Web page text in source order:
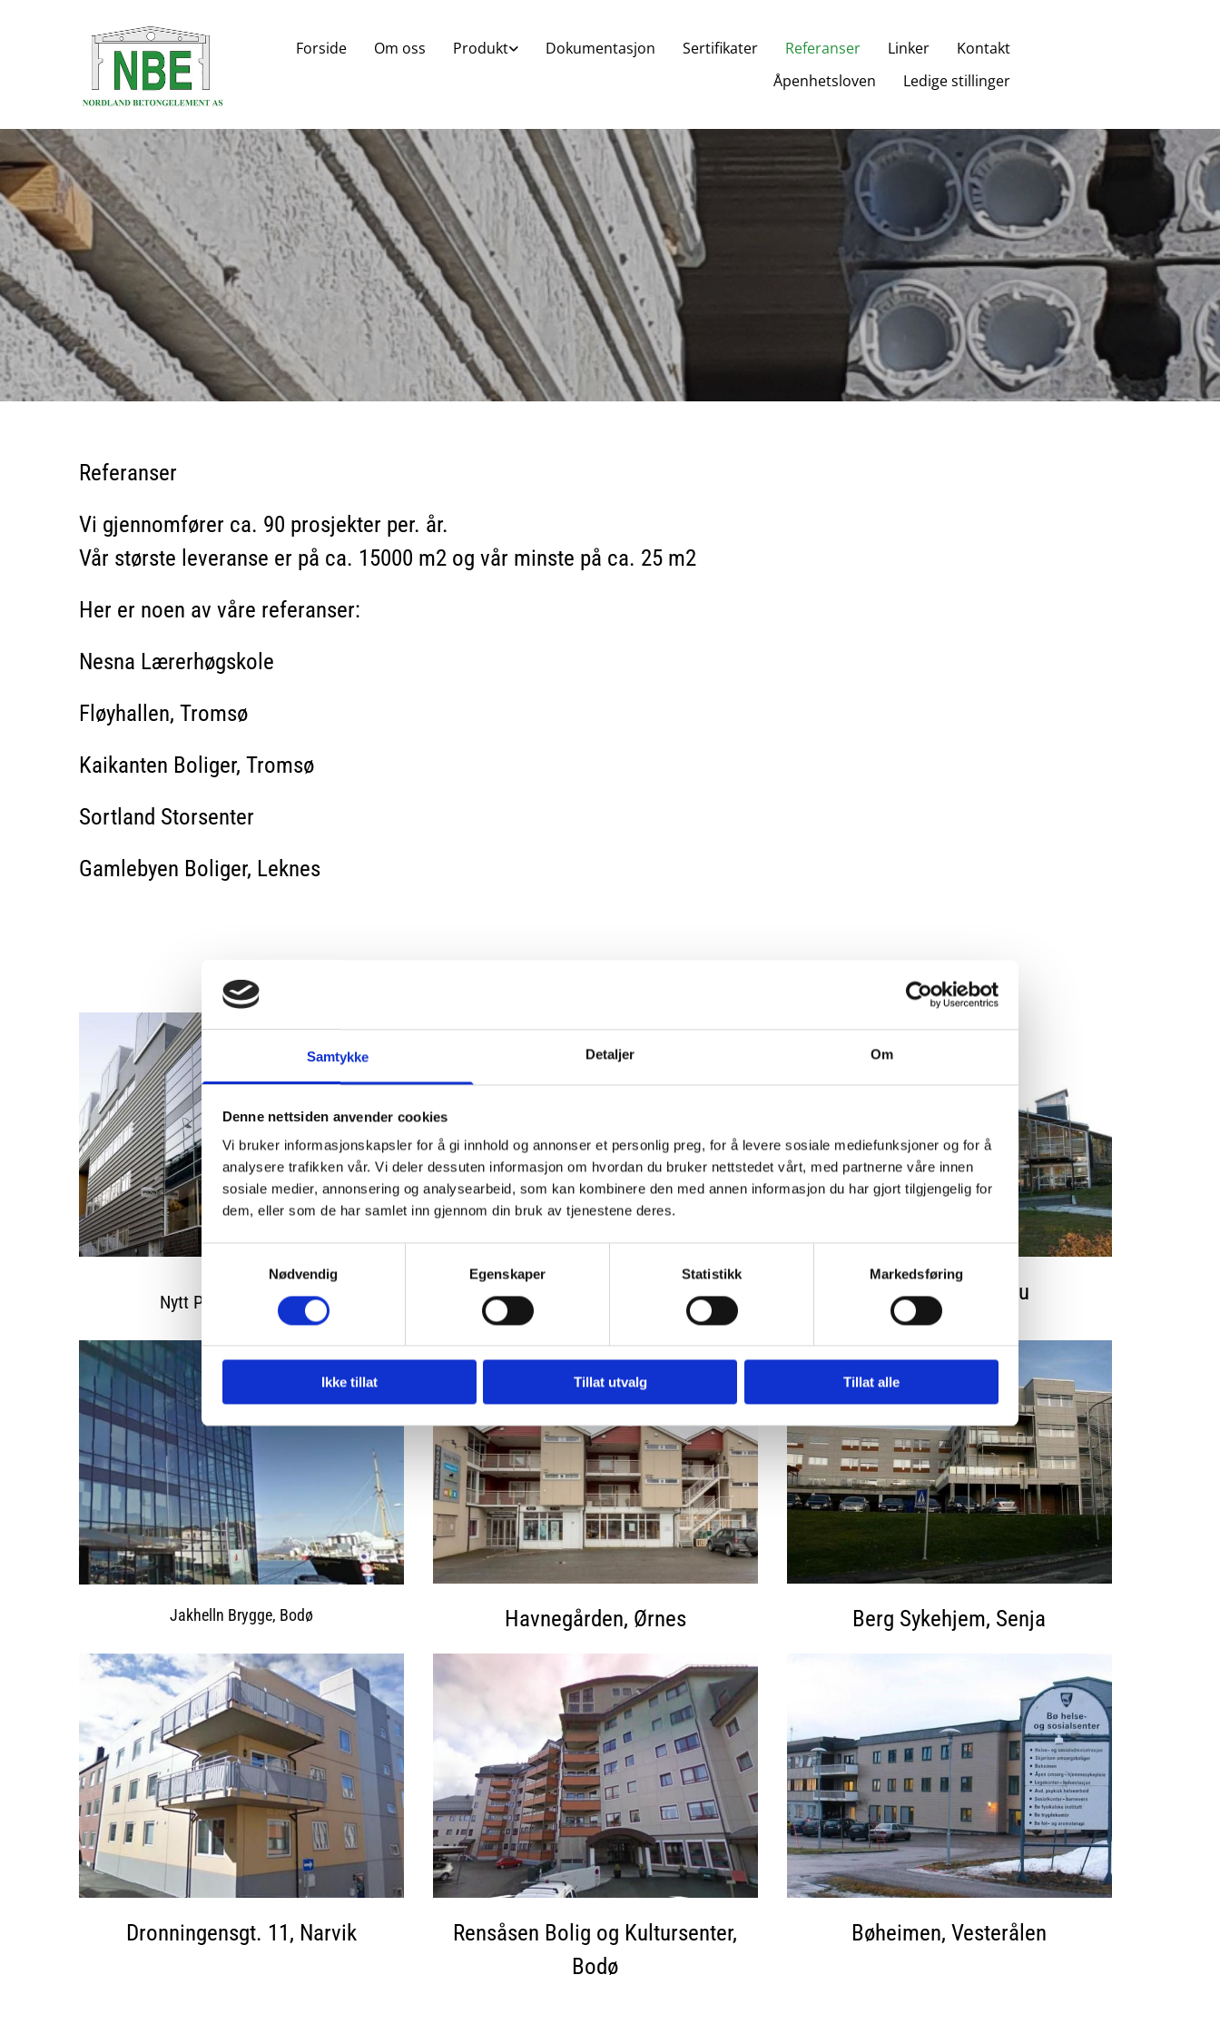
Samtykke Detaljer Om
Denne nettsiden anvender cookies
Vi bruker informasjonskapsler for å gi innhold og annonser et personlig preg, for å levere sosiale mediefunksjoner og for å
analysere trafikken vår. Vi deler dessuten informasjon om hvordan du bruker nettstedet vårt, med partnerne våre innen
sosiale medier, annonsering og analysearbeid, som kan kombinere den med annen informasjon du har gjort tilgjengelig for
dem, eller som de har samlet inn gjennom din bruk av tjenestene deres.
Nødvendig
Egenskaper Statistikk Markedsføring
Ikke tillat Tillat utvalg Tillat alle
Forside Om oss Produkt Dokumentasjon Sertifikater Referanser Linker
Kontakt
Åpenhetsloven
Ledige stillinger
Referanser
Vi gjennomfører ca. 90 prosjekter per. år.
Vår største leveranse er på ca. 15000 m2 og vår minste på ca. 25 m2
Her er noen av våre referanser:
Nesna Lærerhøgskole
Fløyhallen, Tromsø
Kaikanten Boliger, Tromsø
Sortland Storsenter
Gamlebyen Boliger, Leknes
Nytt Politihus, Harstad Badeparken 1 og 2, Bodø Veksthuset, Bardu
Jakhelln Brygge, Bodø Havnegården, Ørnes Berg Sykehjem, Senja
Dronningensgt. 11, Narvik
Rensåsen Bolig og Kultursenter,
Bodø
Bøheimen, Vesterålen